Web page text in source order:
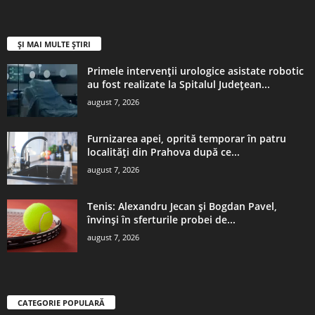
ȘI MAI MULTE ȘTIRI
Primele intervenții urologice asistate robotic
au fost realizate la Spitalul Județean...
august 7, 2026
Furnizarea apei, oprită temporar în patru
localităţi din Prahova după ce...
august 7, 2026
Tenis: Alexandru Jecan şi Bogdan Pavel,
învinşi în sferturile probei de...
august 7, 2026
CATEGORIE POPULARĂ